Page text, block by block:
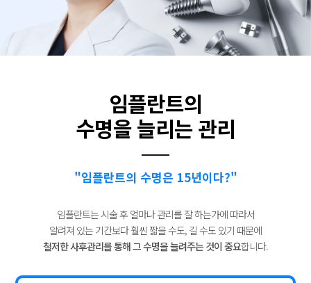
임플란트의
수명을 늘리는 관리
"임플란트의 수명은 15년이다?"
임플란트는 시술 후 얼마나 관리를 잘 하는가에 따라서
알려져 있는 기간보다 훨씬 짧을 수도, 길 수도 있기 때문에
철저한 사후관리를 통해그 수명을 늘려주는 것이 중요합니다.